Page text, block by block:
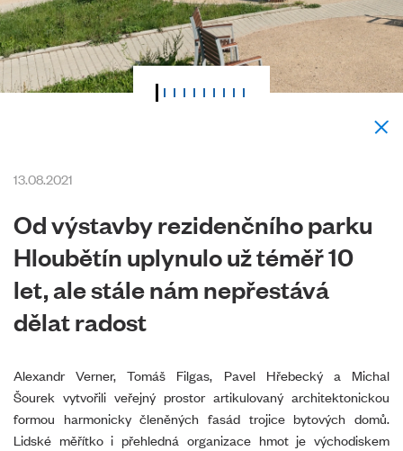
13.08.2021
Od výstavby rezidenčního parku
Hloubětín uplynulo už téměř 10
let, ale stále nám nepřestává
dělat radost
Alexandr Verner, Tomáš Filgas, Pavel Hřebecký a Michal
Šourek vytvořili veřejný prostor artikulovaný architektonickou
formou harmonicky členěných fasád trojice bytových domů.
Lidské měřítko i přehledná organizace hmot je východiskem